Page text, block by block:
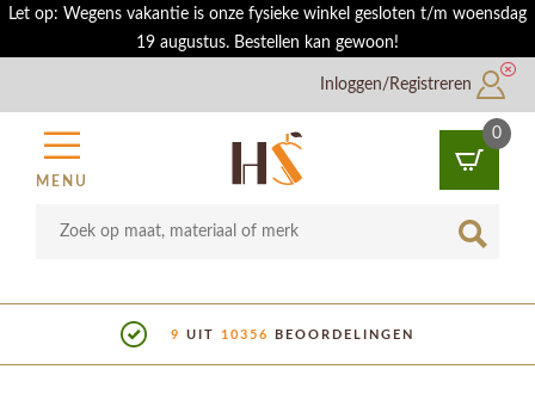
Let op: Wegens vakantie is onze fysieke winkel gesloten t/m woensdag
19 augustus. Bestellen kan gewoon!
Inloggen/Registreren
MENU
0
9 UIT 10356 BEOORDELINGEN